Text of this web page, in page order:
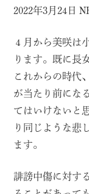
2022年3月24日
４月から美咲は
ります。既に長
これからの時代
が当たり前にな
てはいけないと
り同じような悲
ます。
誹謗中傷に対す